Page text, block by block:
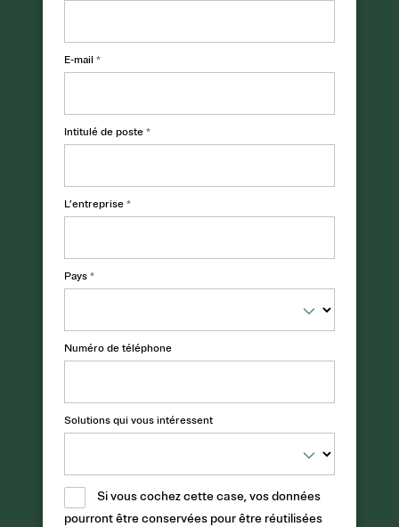
E-mail *
Intitulé de poste *
L’entreprise *
Pays *
Numéro de téléphone
Solutions qui vous intéressent
Si vous cochez cette case, vos données
pourront être conservées pour être réutilisées